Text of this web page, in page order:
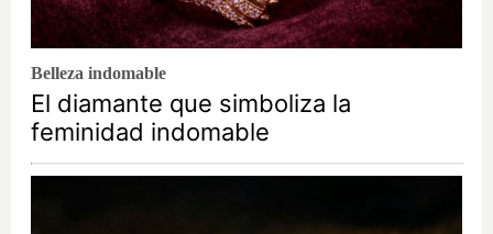
Belleza indomable
El diamante que simboliza la
feminidad indomable